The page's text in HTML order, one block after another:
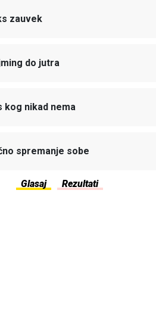
zauvek
do jutra
kog nikad nema
spremanje sobe